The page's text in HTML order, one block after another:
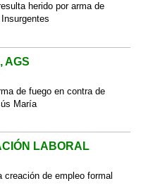
herido por arma de
AGS
de fuego en contra de
María
LABORAL
creación de empleo formal